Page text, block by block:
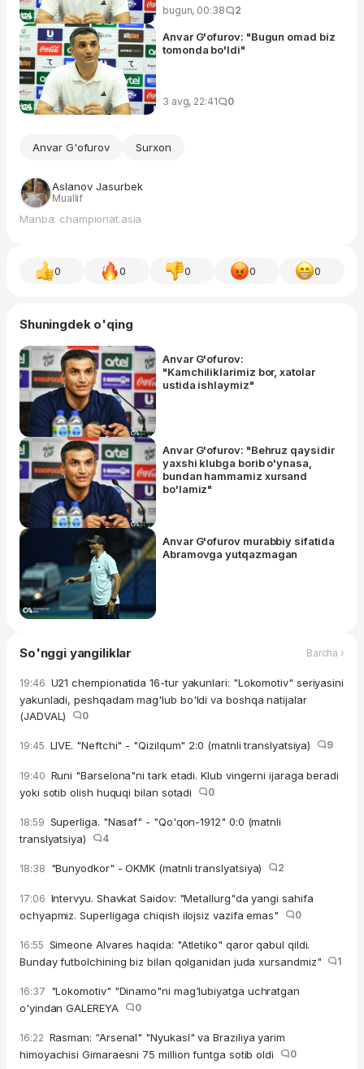
bugun, 00:38 2
Anvar G'ofurov: "Bugun omad biz
tomonda bo'ldi"
3 avg, 22:41 0
Anvar G'ofurov Surxon
Aslanov Jasurbek
Muallif
Manba: championat.asia
0 0 0 0 0
Shuningdek o'qing
Anvar G'ofurov:
"Kamchiliklarimiz bor, xatolar
ustida ishlaymiz"
Anvar G'ofurov: "Behruz qaysidir
yaxshi klubga borib o'ynasa,
bundan hammamiz xursand
bo'lamiz"
Anvar G'ofurov murabbiy sifatida
Abramovga yutqazmagan
So'nggi yangiliklar Barcha ›
19:46 U21 chempionatida 16-tur yakunlari: "Lokomotiv" seriyasini
yakunladi, peshqadam mag'lub bo'ldi va boshqa natijalar
(JADVAL)
0
19:45 LIVE. "Neftchi" - "Qizilqum" 2:0 (matnli translyatsiya) 9
19:40 Runi "Barselona"ni tark etadi. Klub vingerni ijaraga beradi
yoki sotib olish huquqi bilan sotadi
0
18:59 Superliga. "Nasaf" - "Qo'qon-1912" 0:0 (matnli
translyatsiya)
4
18:38 "Bunyodkor" - OKMK (matnli translyatsiya) 2
17:06 Intervyu. Shavkat Saidov: "Metallurg"da yangi sahifa
ochyapmiz. Superligaga chiqish ilojsiz vazifa emas"
0
16:55 Simeone Alvares haqida: "Atletiko" qaror qabul qildi.
Bunday futbolchining biz bilan qolganidan juda xursandmiz"
1
16:37 "Lokomotiv" "Dinamo"ni mag'lubiyatga uchratgan
o'yindan GALEREYA
0
16:22 Rasman: “Arsenal" "Nyukasl" va Braziliya yarim
himoyachisi Gimaraesni 75 million funtga sotib oldi
0